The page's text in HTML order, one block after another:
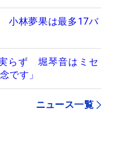
小林夢果は最多17バ
らず 堀琴音はミセ
です」
ニュース一覧